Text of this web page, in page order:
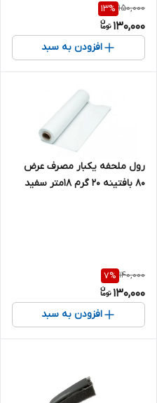
150,000
13%
130,000
افزودن به سبد
رول ملحفه یکبار مصرف عرض
80 بافتینه 20 گرم 18متر سفید
140,000
7%
130,000
افزودن به سبد